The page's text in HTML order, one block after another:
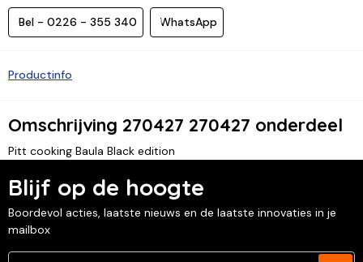
Bel - 0226 - 355 340 WhatsApp
Productinfo
Omschrijving 270427 270427 onderdeel
Pitt cooking Baula Black edition
Blijf op de hoogte
Boordevol acties, laatste nieuws en de laatste innovaties in je
mailbox